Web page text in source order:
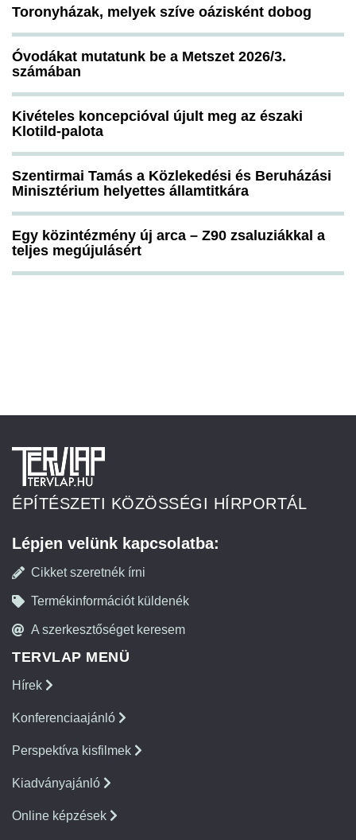
Toronyházak, melyek szíve oázisként dobog
Óvodákat mutatunk be a Metszet 2026/3.
számában
Kivételes koncepcióval újult meg az északi
Klotild-palota
Szentirmai Tamás a Közlekedési és Beruházási
Minisztérium helyettes államtitkára
Egy közintézmény új arca – Z90 zsaluziákkal a
teljes megújulásért
ÉPÍTÉSZETI KÖZÖSSÉGI HÍRPORTÁL
Lépjen velünk kapcsolatba:
Cikket szeretnék írni
Termékinformációt küldenék
A szerkesztőséget keresem
TERVLAP MENÜ
Hírek
Konferenciaajánló
Perspektíva kisfilmek
Kiadványajánló
Online képzések